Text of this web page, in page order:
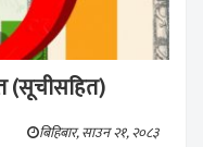
(सूचीसहित)
बिहिबार, साउन २१, २०८३